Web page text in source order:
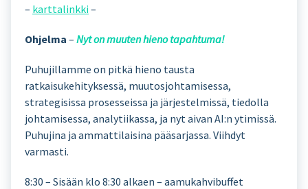
– karttalinkki–
Ohjelma – Nyt on muuten hieno tapahtuma!
Puhujillamme on pitkä hieno tausta
ratkaisukehityksessä, muutosjohtamisessa,
strategisissa prosesseissa ja järjestelmissä, tiedolla
johtamisessa, analytiikassa, ja nyt aivan AI:n ytimissä.
Puhujina ja ammattilaisina pääsarjassa. Viihdyt
varmasti.
8:30 – Sisään klo 8:30 alkaen – aamukahvibuffet